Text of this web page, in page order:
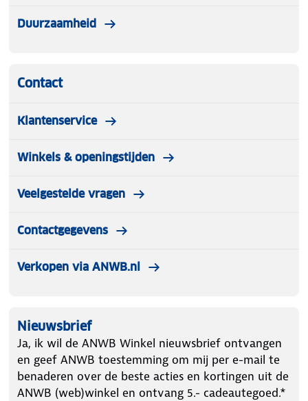
Duurzaamheid
Contact
Klantenservice
Winkels & openingstijden
Veelgestelde vragen
Contactgegevens
Verkopen via ANWB.nl
Nieuwsbrief
Ja, ik wil de ANWB Winkel nieuwsbrief ontvangen
en geef ANWB toestemming om mij per e-mail te
benaderen over de beste acties en kortingen uit de
ANWB (web)winkel en ontvang 5.- cadeautegoed.*